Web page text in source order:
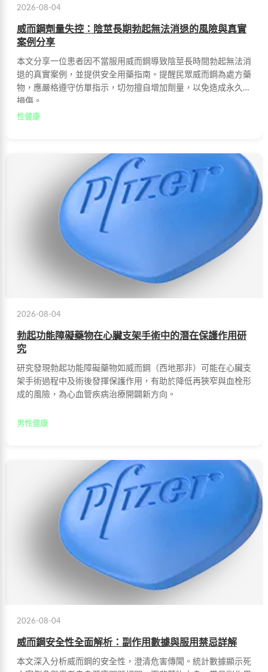
2026-08-04
威而鋼劑量失控：陰莖長期勃起無法消退的風險與真實
案例分享
本文分享一位患者因不當服用威而鋼導致陰莖長時間勃起無法消
退的真實案例，並提供安全用藥指南。提醒民眾威而鋼為處方藥
物，應嚴格遵守仿單指示，切勿擅自增加劑量，以免造成永久性
損傷。
性健康
2026-08-04
勃起功能障礙藥物在心臟支架手術中的潛在保護作用研
究
研究發現勃起功能障礙藥物如威而鋼（西地那非）可能在心臟支
架手術過程中及術後發揮保護作用，有助於降低再狹窄與血栓形
成的風險，為心血管疾病治療開闢新方向。
男性健康
2026-08-04
威而鋼安全性全面解析：副作用數據與服用禁忌詳解
本文深入分析威而鋼的安全性，澄清危害傳聞。統計數據顯示死